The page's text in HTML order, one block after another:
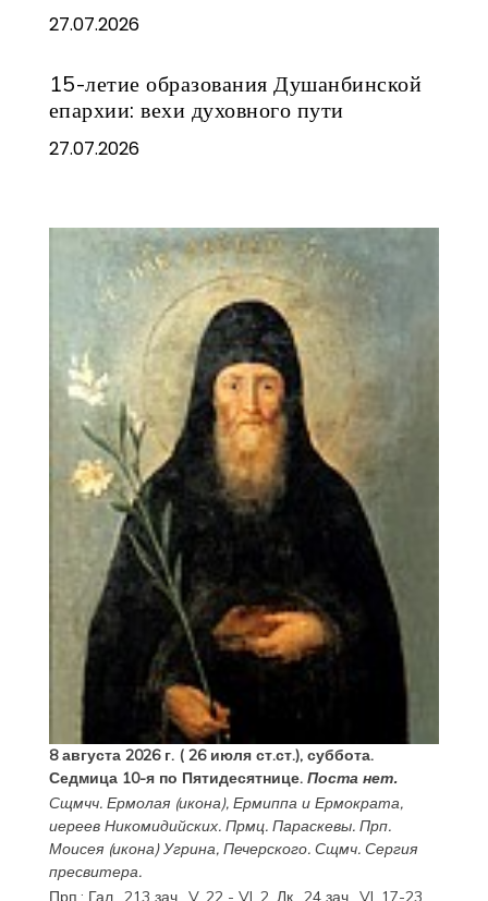
27.07.2026
15-летие образования Душанбинской
епархии: вехи духовного пути
27.07.2026
8 августа 2026 г. ( 26 июля ст.ст.), суббота.
Седмица 10-я по Пятидесятнице. Поста нет.
Сщмчч. Ермолая(икона), Ермиппаи Ермократа,
иереев Никомидийских. Прмц. Параскевы. Прп.
Моисея(икона) Угрина, Печерского. Сщмч. Сергия
пресвитера.
Прп.: Гал., 213 зач., V, 22 - VI, 2. Лк., 24 зач., VI, 17-23